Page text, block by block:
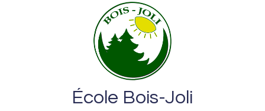
École Bois-Joli